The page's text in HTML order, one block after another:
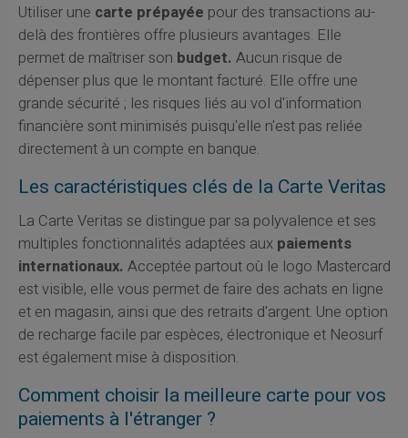
Utiliser une carte prépayée pour des transactions au-
delà des frontières offre plusieurs avantages. Elle
permet de maîtriser son budget. Aucun risque de
dépenser plus que le montant facturé. Elle offre une
grande sécurité ; les risques liés au vol d'information
financière sont minimisés puisqu'elle n'est pas reliée
directement à un compte en banque.
Les caractéristiques clés de la Carte Veritas
La Carte Veritas se distingue par sa polyvalence et ses
multiples fonctionnalités adaptées aux paiements
internationaux. Acceptée partout où le logo Mastercard
est visible, elle vous permet de faire des achats en ligne
et en magasin, ainsi que des retraits d'argent. Une option
de recharge facile par espèces, électronique et Neosurf
est également mise à disposition.
Comment choisir la meilleure carte pour vos
paiements à l'étranger ?